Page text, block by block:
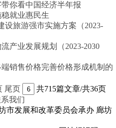
你看中国经济半年报
就业惠民生
设旅游强市实施方案（2023-
产业发展规划（2023-2030
销售价格完善价格形成机制的
尾页
共715篇文章/共36页
我们
市发展和改革委员会承办 廊坊